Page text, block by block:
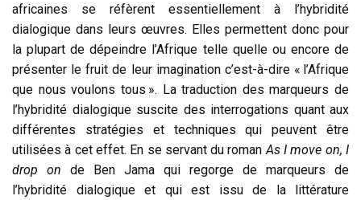
africaines se réfèrent essentiellement à l’hybridité
dialogique dans leurs œuvres. Elles permettent donc pour
la plupart de dépeindre l’Afrique telle quelle ou encore de
présenter le fruit de leur imagination c’est-à-dire « l’Afrique
que nous voulons tous ». La traduction des marqueurs de
l’hybridité dialogique suscite des interrogations quant aux
différentes stratégies et techniques qui peuvent être
utilisées à cet effet. En se servant du roman As I move on, I
drop on de Ben Jama qui regorge de marqueurs de
l’hybridité dialogique et qui est issu de la littérature